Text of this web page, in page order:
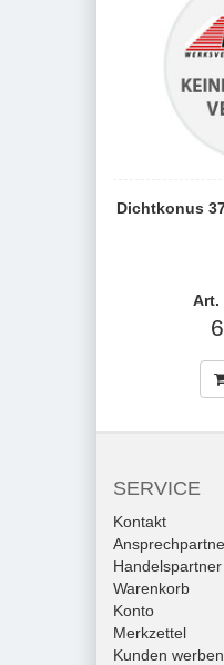
Dichtkonus
Art.
SERVICE
Kontakt
Warenkorb
Konto
Merkzettel
Kunden